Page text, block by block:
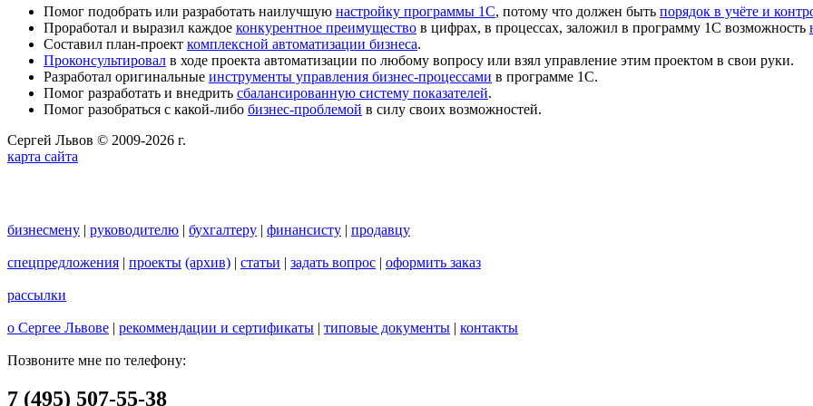
Помог подобрать или разработать наилучшую настройку программы 1С, потому что должен быть порядок в учёте и
Проработал и выразил каждое конкурентное преимущество в цифрах, в процессах, заложил в программу 1С возможность
Составил план-проект комплексной автоматизации бизнеса.
Проконсультировал в ходе проекта автоматизации по любому вопросу или взял управление этим проектом в свои руки.
Разработал оригинальные инструменты управления бизнес-процессами в программе 1С.
Помог разработать и внедрить сбалансированную систему показателей.
Помог разобраться с какой-либо бизнес-проблемой в силу своих возможностей.
Сергей Львов © 2009-2026 г.
карта сайта
бизнесмену | руководителю | бухгалтеру | финансисту | продавцу
спецпредложения | проекты (архив) | статьи | задать вопрос | оформить заказ
рассылки
о Сергее Львове | рекоммендации и сертификаты | типовые документы | контакты
Позвоните мне по телефону:
7 (495) 507-55-38